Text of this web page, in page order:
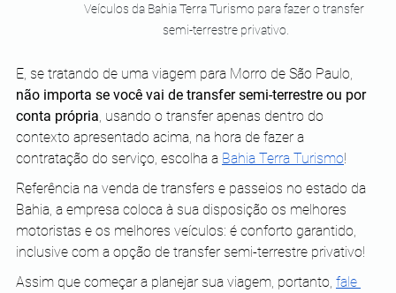
Veículos da Bahia Terra Turismo para fazer o transfer
semi-terrestre privativo.
E, se tratando de uma viagem para Morro de São Paulo,
não importa se você vai de transfer semi-terrestre ou por
conta própria , usando o transfer apenas dentro do
contexto apresentado acima, na hora de fazer a
contratação do serviço, escolha a Bahia Terra Turismo!
Referência na venda de transfers e passeios no estado da
Bahia, a empresa coloca à sua disposição os melhores
motoristas e os melhores veículos: é conforto garantido,
inclusive com a opção de transfer semi-terrestre privativo!
Assim que começar a planejar sua viagem, portanto, fale